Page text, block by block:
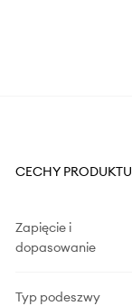
CECHY PRODUKTU
Zapięcie i
dopasowanie
Typ podeszwy